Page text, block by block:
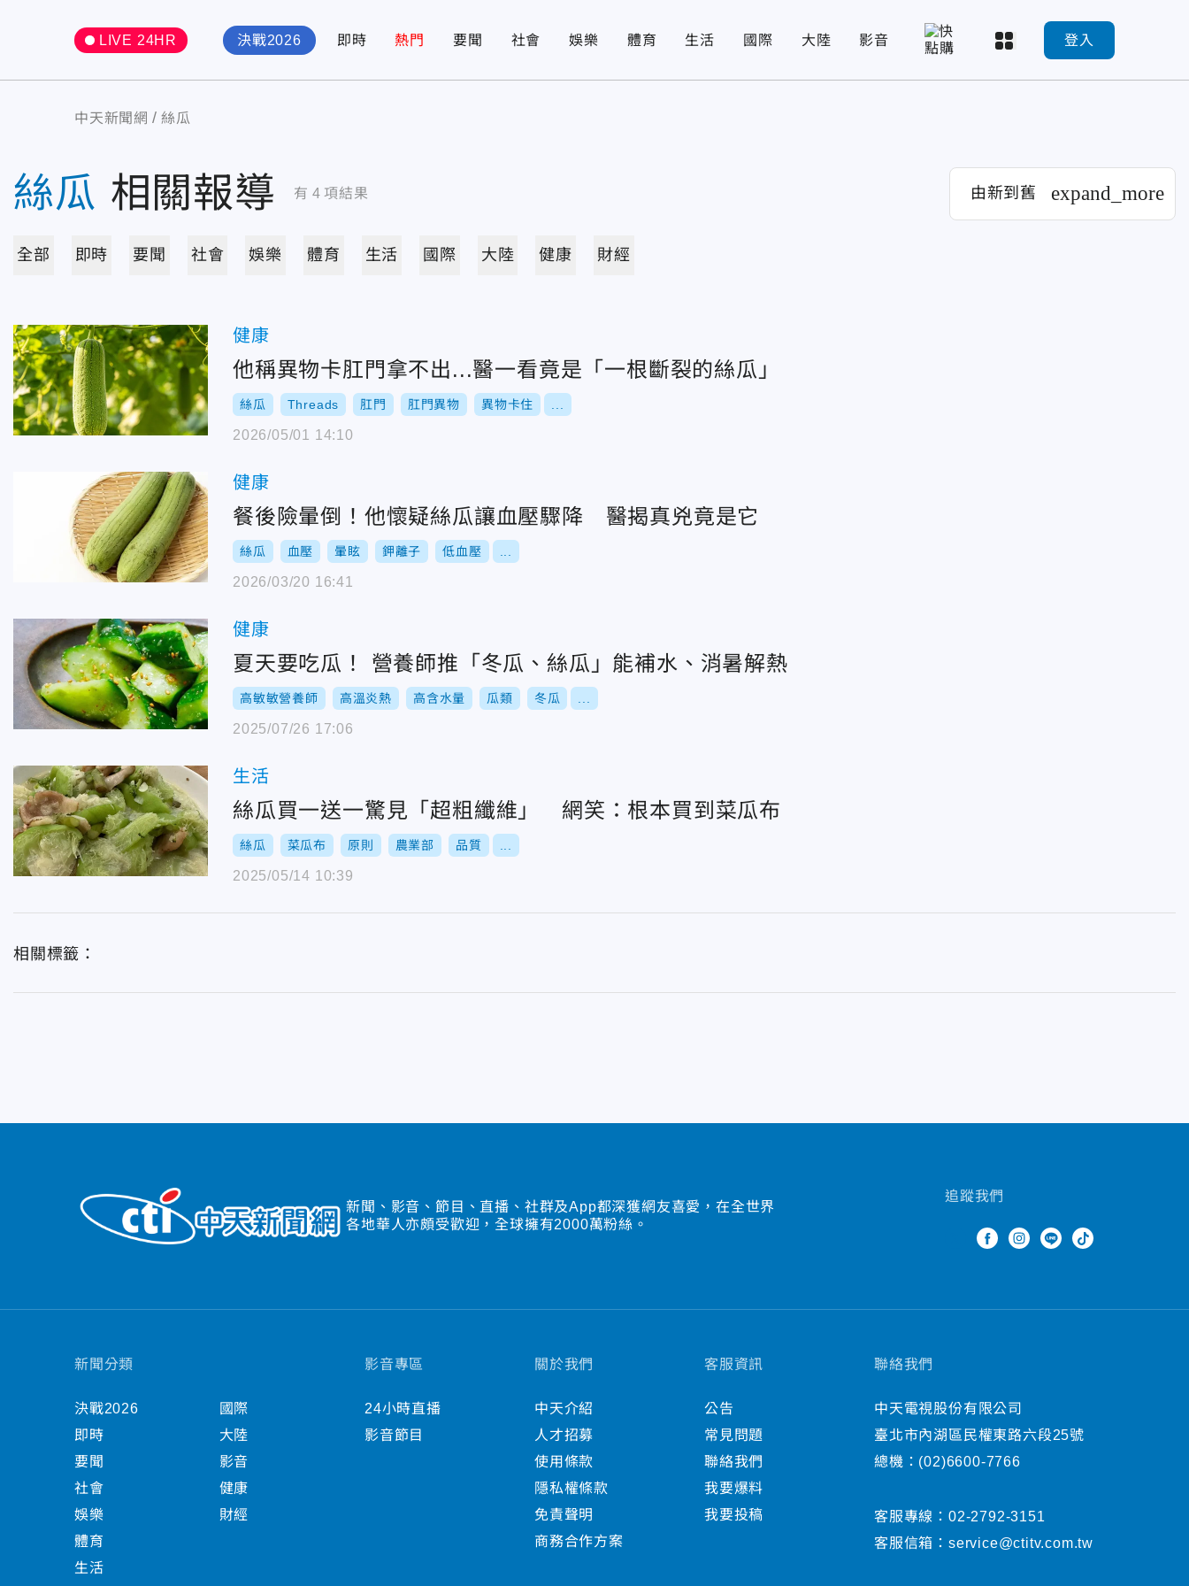
LIVE 24HR 決戰2026 即時 熱門 要聞 社會 娛樂 體育 生活 國際 大陸 影音 登入
中天新聞網 絲瓜
絲瓜 相關報導 有 4 項結果 由新到舊 expand_more
全部 即時 要聞 社會 娛樂 體育 生活 國際 大陸 健康 財經
健康
他稱異物卡肛門拿不出...醫一看竟是「一根斷裂的絲瓜」
絲瓜 Threads 肛門 肛門異物 異物卡住
2026/05/01 14:10
健康
餐後險暈倒！他懷疑絲瓜讓血壓驟降 醫揭真兇竟是它
絲瓜 血壓 暈眩 鉀離子 低血壓
2026/03/20 16:41
健康
夏天要吃瓜！ 營養師推「冬瓜、絲瓜」能補水、消暑解熱
高敏敏營養師 高溫炎熱 高含水量 瓜類 冬瓜
2025/07/26 17:06
生活
絲瓜買一送一驚見「超粗纖維」 網笑：根本買到菜瓜布
絲瓜 菜瓜布 原則 農業部 品質
2025/05/14 10:39
相關標籤：
新聞、影音、節目、直播、社群及App都深獲網友喜愛，在全世界
各地華人亦頗受歡迎，全球擁有2000萬粉絲。
追蹤我們
新聞分類
決戰2026
即時
要聞
社會
娛樂
體育
生活
國際
大陸
影音
健康
財經
影音專區
24小時直播
影音節目
關於我們
中天介紹
人才招募
使用條款
隱私權條款
免責聲明
商務合作方案
客服資訊
公告
常見問題
聯絡我們
我要爆料
我要投稿
聯絡我們
中天電視股份有限公司
臺北市內湖區民權東路六段25號
總機： (02)6600-7766
客服專線： 02-2792-3151
客服信箱： service@ctitv.com.tw